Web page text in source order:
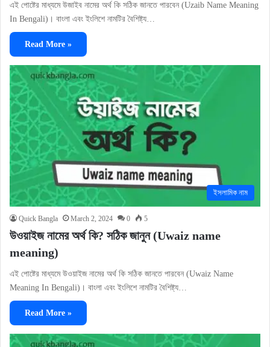
এই পোষ্টের মাধ্যমে উজাইব নামের অর্থ কি সঠিক জানতে পারবেন (Uzaib Name Meaning
In Bengali)। বাংলা এবং ইংলিশে নামটির বৈশিষ্ট্য…
Read More »
ইসলামিক নাম
Quick Bangla March 2, 2024 0 5
উওয়াইজ নামের অর্থ কি? সঠিক জানুন (Uwaiz name
meaning)
এই পোষ্টের মাধ্যমে উওয়াইজ নামের অর্থ কি সঠিক জানতে পারবেন (Uwaiz Name
Meaning In Bengali)। বাংলা এবং ইংলিশে নামটির বৈশিষ্ট্য…
Read More »